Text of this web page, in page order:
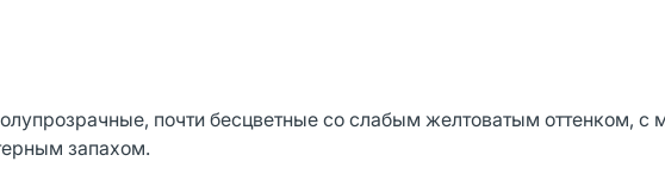
почти бесцветные со слабым желтоватым оттенком, с
запахом.